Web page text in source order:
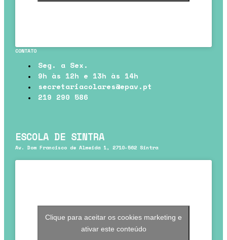
CONTATO
Seg. a Sex.
9h às 12h e 13h às 14h
secretariacolares@epav.pt
219 290 586
ESCOLA DE SINTRA
Av. Dom Francisco de Almeida 1, 2710-562 Sintra
Clique para aceitar os cookies marketing e
ativar este conteúdo